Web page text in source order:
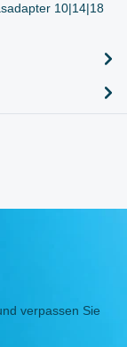
10|14|18
verpassen Sie